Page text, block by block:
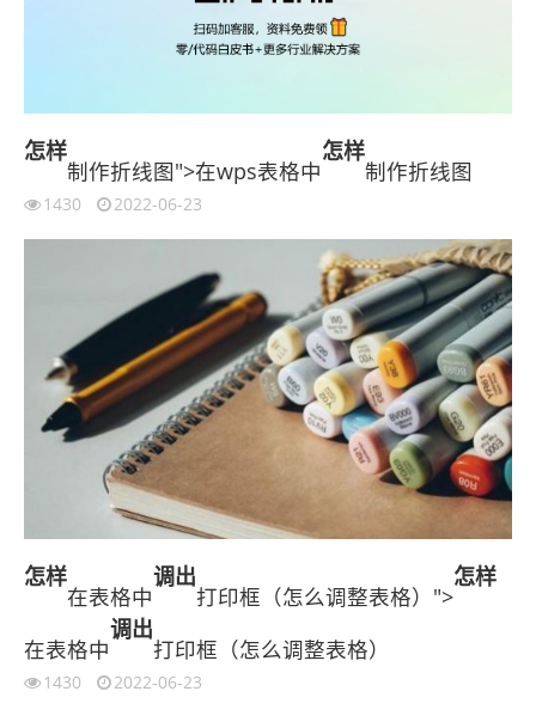
怎样
制作折线图">在wps表格中
怎样
制作折线图
1430 2022-06-23
怎样
在表格中
调出
打印框（怎么调整表格）">
怎样
在表格中
调出
打印框（怎么调整表格）
1430 2022-06-23